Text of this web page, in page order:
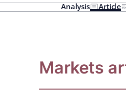
Analysis Article
Markets